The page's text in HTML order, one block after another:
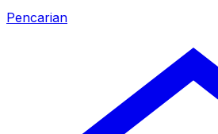
Pencarian